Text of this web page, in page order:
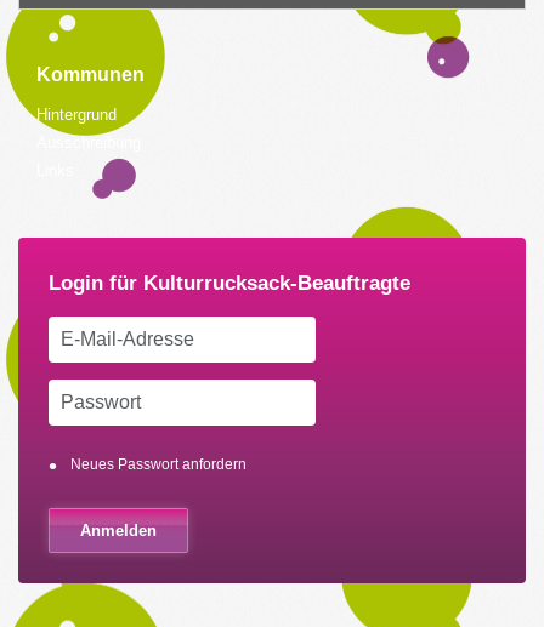
Kommunen
Hintergrund
Neues Passwort anfordern